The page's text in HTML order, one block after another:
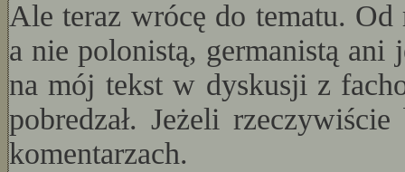
Ale teraz wrócę do tematu. Od
a nie polonistą, germanistą ani
na mój tekst w dyskusji z
pobredzał. Jeżeli
komentarzach.